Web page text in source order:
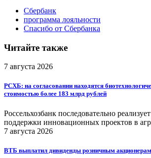
Сбербанк
программа лояльности
Спасибо от Сбербанка
Читайте также
7 августа 2026
РСХБ: на согласовании находятся
стоимостью более 183 млрд рублей
Россельхозбанк последовательно
поддержки инновационных проектов в
7 августа 2026
ВТБ выплатил дивиденды розничным акционерам